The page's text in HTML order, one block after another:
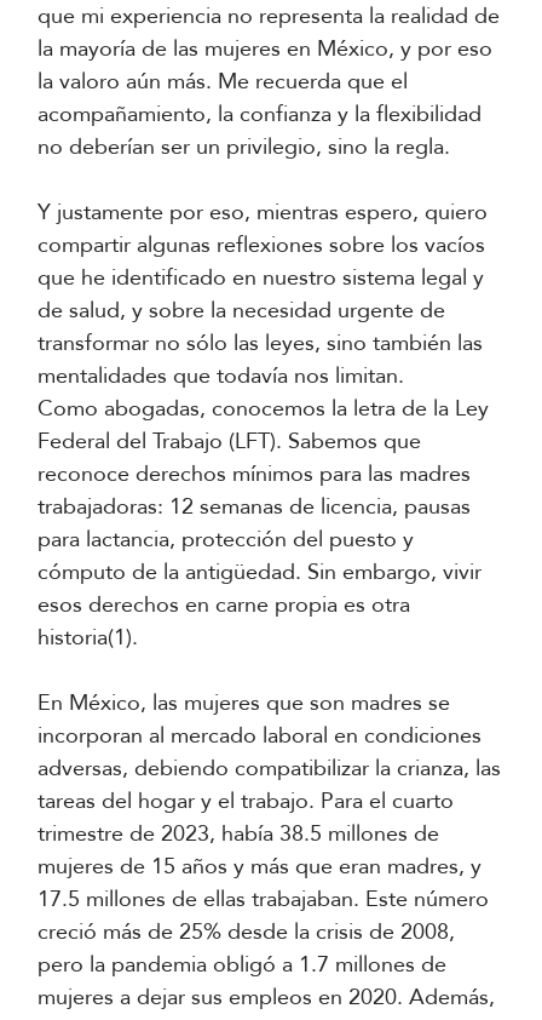
que mi experiencia no representa la realidad de
la mayoría de las mujeres en México, y por eso
la valoro aún más. Me recuerda que el
acompañamiento, la confianza y la flexibilidad
no deberían ser un privilegio, sino la regla.
Y justamente por eso, mientras espero, quiero
compartir algunas reflexiones sobre los vacíos
que he identificado en nuestro sistema legal y
de salud, y sobre la necesidad urgente de
transformar no sólo las leyes, sino también las
mentalidades que todavía nos limitan.
Como abogadas, conocemos la letra de la Ley
Federal del Trabajo (LFT). Sabemos que
reconoce derechos mínimos para las madres
trabajadoras: 12 semanas de licencia, pausas
para lactancia, protección del puesto y
cómputo de la antigüedad. Sin embargo, vivir
esos derechos en carne propia es otra
historia(1).
En México, las mujeres que son madres se
incorporan al mercado laboral en condiciones
adversas, debiendo compatibilizar la crianza, las
tareas del hogar y el trabajo. Para el cuarto
trimestre de 2023, había 38.5 millones de
mujeres de 15 años y más que eran madres, y
17.5 millones de ellas trabajaban. Este número
creció más de 25% desde la crisis de 2008,
pero la pandemia obligó a 1.7 millones de
mujeres a dejar sus empleos en 2020. Además,